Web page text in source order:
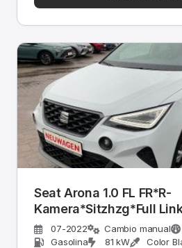
Seat Arona 1.0 FL FR*R-
Kamera*Sitzhzg*Full
07-2022 Cambio manual
Gasolina
81 kW Color